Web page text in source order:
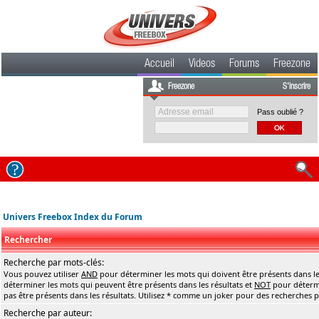
Accueil Videos Forums Freezone
Freezone S'inscrire
Pass oublié ?
Univers Freebox Index du Forum
Rechercher
Recherche par mots-clés:
Vous pouvez utiliser AND pour déterminer les mots qui doivent être présents dans
déterminer les mots qui peuvent être présents dans les résultats et NOT pour
pas être présents dans les résultats. Utilisez * comme un joker pour des recherches
Recherche par auteur: